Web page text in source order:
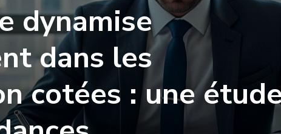
dynamise
dans les
cotées : une